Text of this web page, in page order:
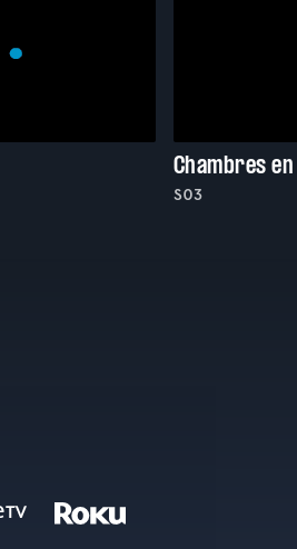
Chambres
S03